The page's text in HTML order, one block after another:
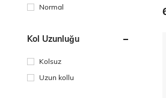
Normal
Kol Uzunluğu
Kolsuz
Uzun kollu